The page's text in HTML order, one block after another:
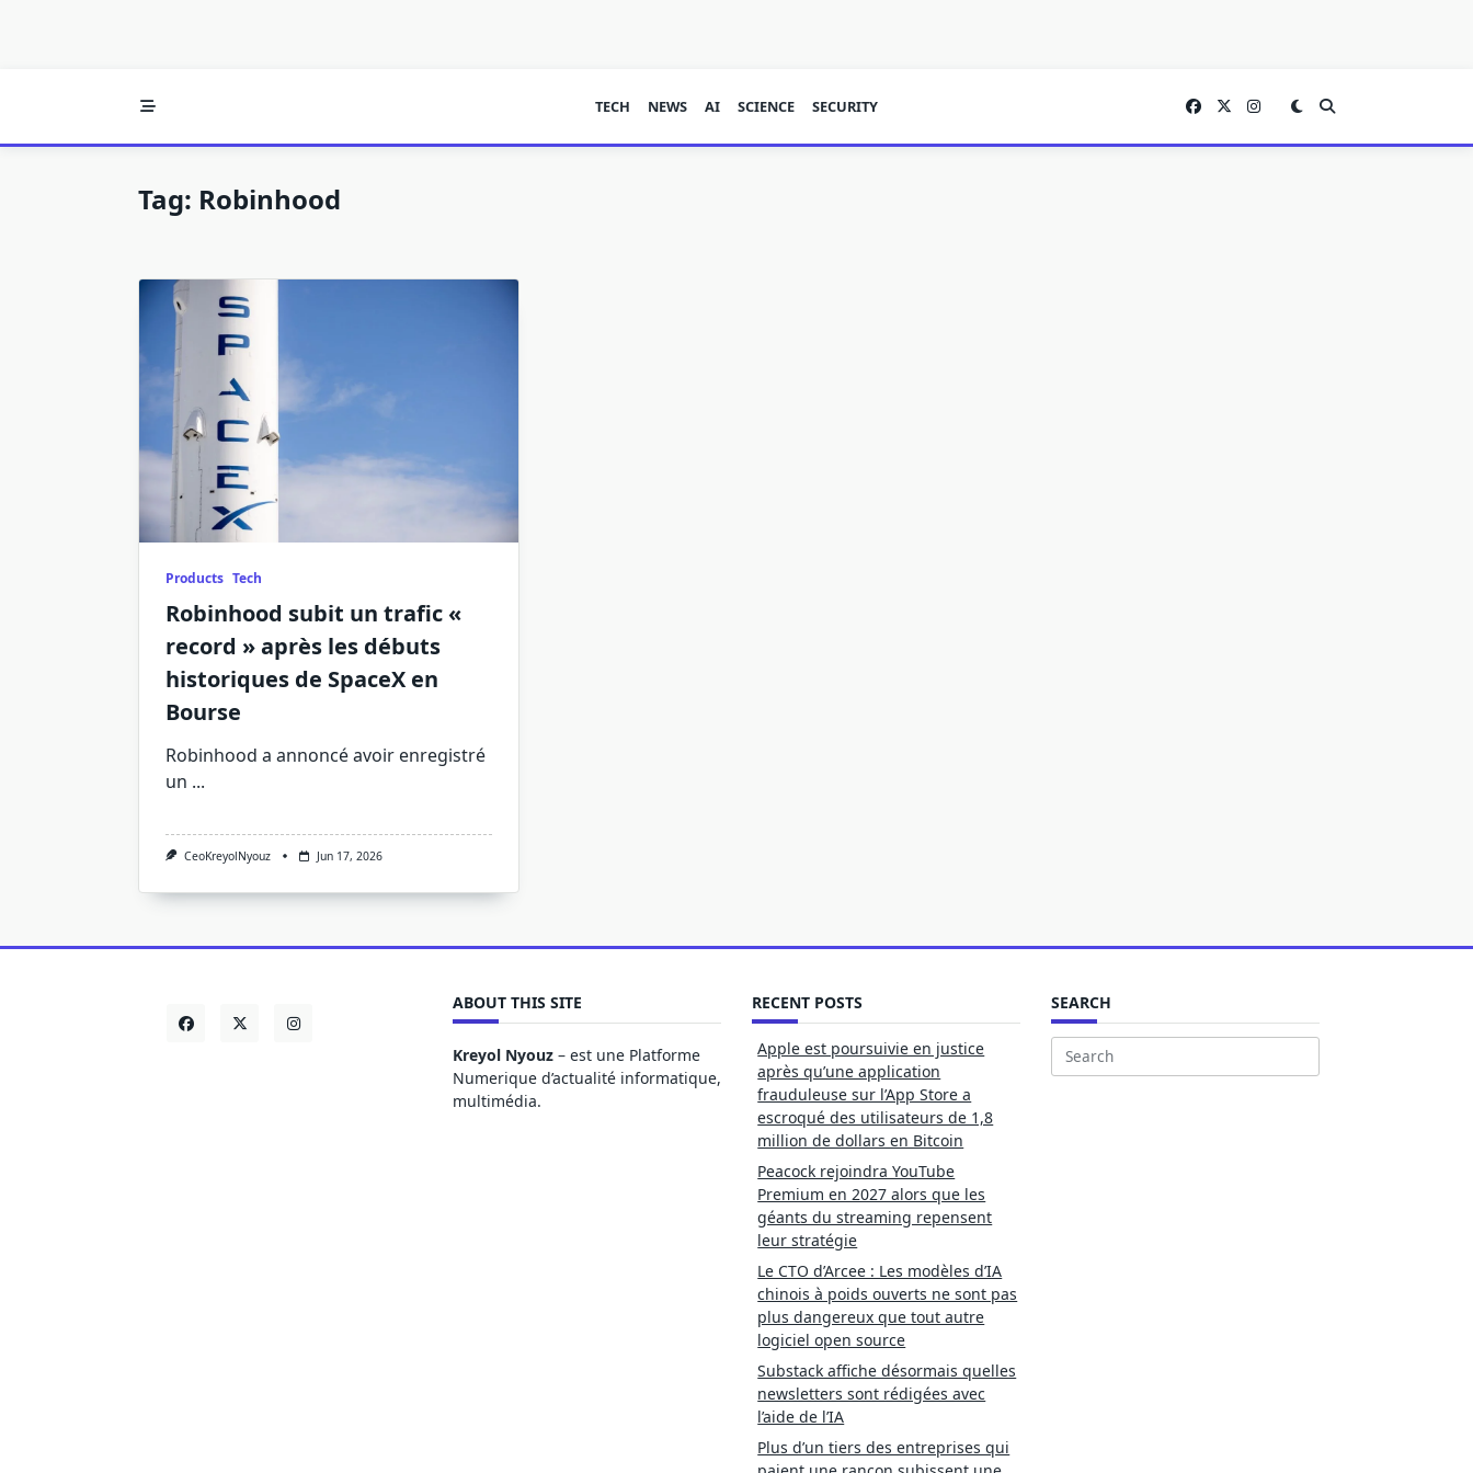
TECH NEWS AI SCIENCE SECURITY
Tag: Robinhood
Products Tech
Robinhood subit un trafic «
record » après les débuts
historiques de SpaceX en
Bourse
Robinhood a annoncé avoir enregistré
un ...
CeoKreyolNyouz Jun 17, 2026
ABOUT THIS SITE
Kreyol Nyouz – est une Platforme
Numerique d’actualité informatique,
multimédia.
RECENT POSTS
Apple est poursuivie en justice
après qu’une application
frauduleuse sur l’App Store a
escroqué des utilisateurs de 1,8
million de dollars en Bitcoin
Peacock rejoindra YouTube
Premium en 2027 alors que les
géants du streaming repensent
leur stratégie
Le CTO d’Arcee : Les modèles d’IA
chinois à poids ouverts ne sont pas
plus dangereux que tout autre
logiciel open source
Substack affiche désormais quelles
newsletters sont rédigées avec
l’aide de l’IA
Plus d’un tiers des entreprises qui
SEARCH
Search